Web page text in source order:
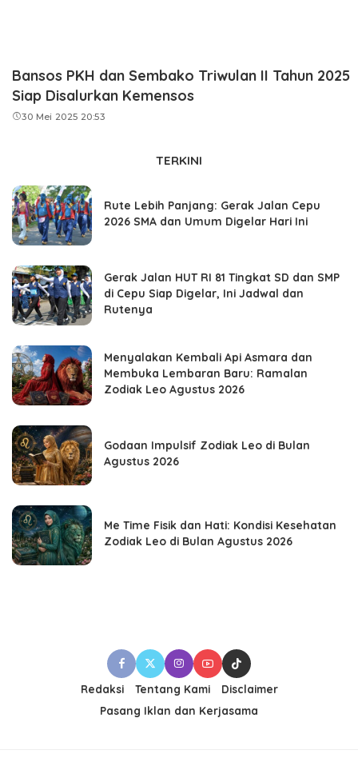
Bansos PKH dan Sembako Triwulan II Tahun 2025
Siap Disalurkan Kemensos
30 Mei 2025 20:53
TERKINI
Rute Lebih Panjang: Gerak Jalan Cepu
2026 SMA dan Umum Digelar Hari Ini
Gerak Jalan HUT RI 81 Tingkat SD dan SMP
di Cepu Siap Digelar, Ini Jadwal dan
Rutenya
Menyalakan Kembali Api Asmara dan
Membuka Lembaran Baru: Ramalan
Zodiak Leo Agustus 2026
Godaan Impulsif Zodiak Leo di Bulan
Agustus 2026
Me Time Fisik dan Hati: Kondisi Kesehatan
Zodiak Leo di Bulan Agustus 2026
Redaksi Tentang Kami
Disclaimer
Pasang Iklan dan Kerjasama